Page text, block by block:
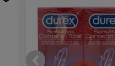
Lubricado: Sí (sin
Propiedades: Mayor
Fácil y cómodo de